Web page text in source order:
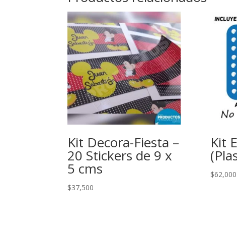
Kit Decora-Fiesta –
20 Stickers de 9 x
5 cms
$37,500
Kit
$62,000